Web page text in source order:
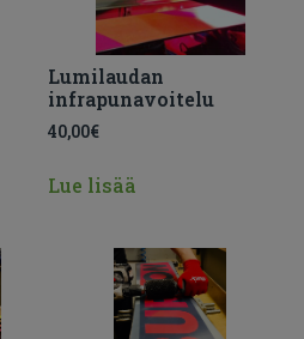
Lumilaudan
infrapunavoitelu
40,00€
Lue lisää